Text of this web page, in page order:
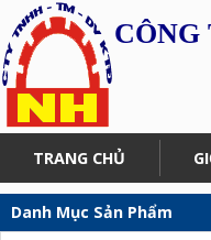
TRANG CHỦ
Danh Mục Sản Phẩm